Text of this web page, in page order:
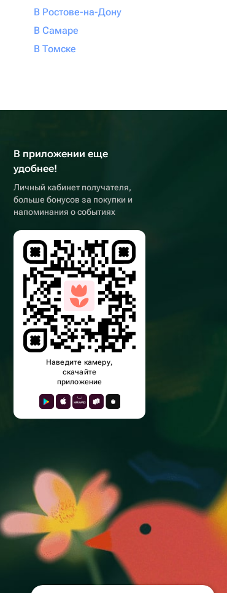
В Ростове-на-Дону
В Самаре
В Томске
В приложении еще
удобнее!
Личный кабинет получателя,
больше бонусов за покупки и
напоминания о событиях
Наведите камеру,
скачайте
приложение